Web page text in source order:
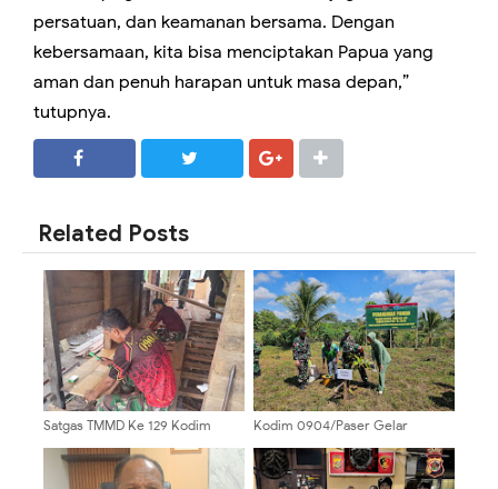
persatuan, dan keamanan bersama. Dengan
kebersamaan, kita bisa menciptakan Papua yang
aman dan penuh harapan untuk masa depan,”
tutupnya.
Related Posts
Satgas TMMD Ke 129 Kodim
Pada Rumah Bapak Harim
Kodim 0904/Paser Gelar
Rangkaian Kegiatan TMMD Ke
129